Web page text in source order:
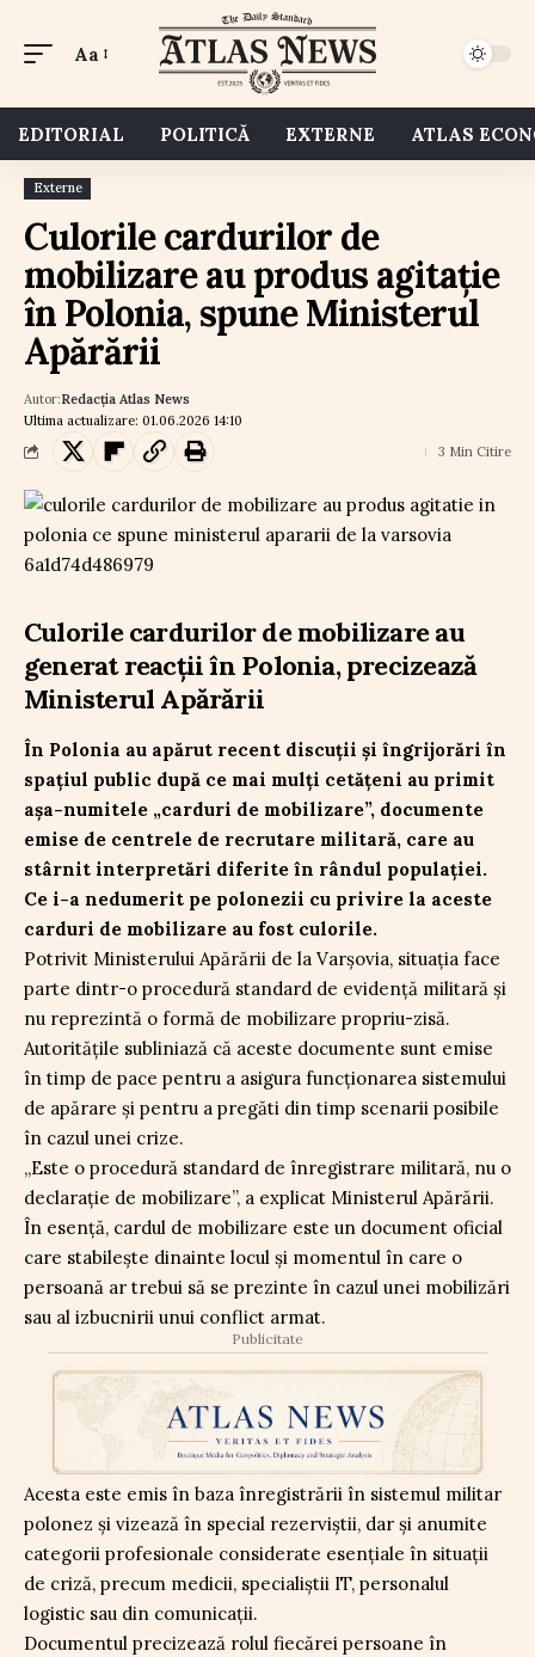
Aa
EDITORIAL POLITICĂ EXTERNE ATLAS
Externe
Culorile cardurilor de
mobilizare au produs agitație
în Polonia, spune Ministerul
Apărării
Ultima actualizare: 01.06.2026 14:10
Autor:Redacția Atlas News
3 Min Citire
Culorile cardurilor de mobilizare au
generat reacții în Polonia, precizează
Ministerul Apărării
În Polonia au apărut recent discuții și îngrijorări în
spațiul public după ce mai mulți cetățeni au primit
așa-numitele „carduri de mobilizare”, documente
emise de centrele de recrutare militară, care au
stârnit interpretări diferite în rândul populației.
Ce i-a nedumerit pe polonezii cu privire la aceste
carduri de mobilizare au fost culorile.
Potrivit Ministerului Apărării de la Varșovia, situația face
parte dintr-o procedură standard de evidență militară și
nu reprezintă o formă de mobilizare propriu-zisă.
Autoritățile subliniază că aceste documente sunt emise
în timp de pace pentru a asigura funcționarea sistemului
de apărare și pentru a pregăti din timp scenarii posibile
în cazul unei crize.
„Este o procedură standard de înregistrare militară, nu o
declarație de mobilizare”, a explicat Ministerul Apărării.
În esență, cardul de mobilizare este un document oficial
care stabilește dinainte locul și momentul în care o
persoană ar trebui să se prezinte în cazul unei mobilizări
sau al izbucnirii unui conflict armat.
Publicitate
Acesta este emis în baza înregistrării în sistemul militar
polonez și vizează în special rezerviștii, dar și anumite
categorii profesionale considerate esențiale în situații
de criză, precum medicii, specialiștii IT, personalul
logistic sau din comunicații.
Documentul precizează rolul fiecărei persoane în